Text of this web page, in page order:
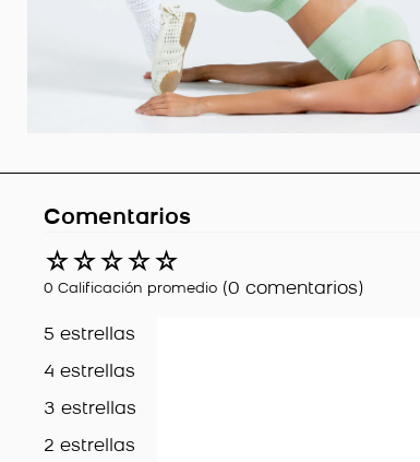
Comentarios
☆☆☆☆☆
0 Calificación promedio (0 comentarios)
5 estrellas
4 estrellas
3 estrellas
2 estrellas